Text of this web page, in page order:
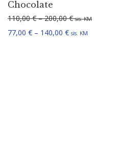
Chocolate
110,00€ – 200,00€ sis. KM
77,00 € – 140,00 €Hinnavahemik:
sis. KM